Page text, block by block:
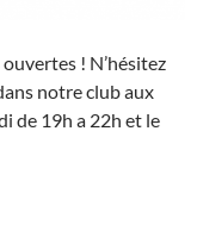
! N’hésitez
notre club aux
de 19h a 22h et le